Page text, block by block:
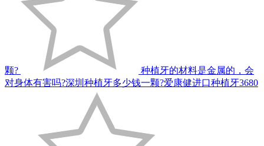
颗?
种植牙的材料是金属的，会
对身体有害吗?深圳种植牙多少钱一颗?爱康健进口种植牙3680